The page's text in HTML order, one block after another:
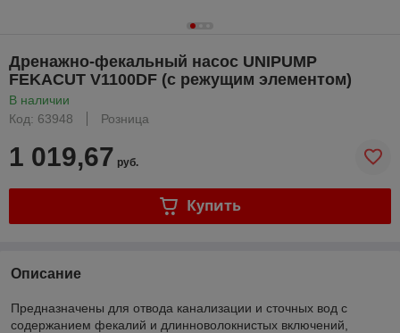
Дренажно-фекальный насос UNIPUMP
FEKACUT V1100DF (с режущим элементом)
В наличии
Код: 63948
Розница
1 019,67 руб.
Купить
Описание
Предназначены для отвода канализации и сточных вод с
содержанием фекалий и длинноволокнистых включений,